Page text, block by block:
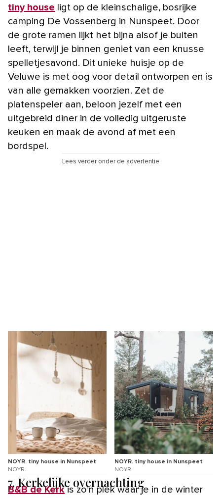
tiny house ligt op de kleinschalige, bosrijke
camping De Vossenberg in Nunspeet. Door
de grote ramen lijkt het bijna alsof je buiten
leeft, terwijl je binnen geniet van een knusse
spelletjesavond. Dit unieke huisje op de
Veluwe is met oog voor detail ontworpen en is
van alle gemakken voorzien. Zet de
platenspeler aan, beloon jezelf met een
uitgebreid diner in de volledig uitgeruste
keuken en maak de avond af met een
bordspel.
Lees verder onder de advertentie
NOYR. tiny house in Nunspeet
NOYR.
NOYR. tiny house in Nunspeet
NOYR.
7. Kerkelijke overnachting
B&B de Kerkis zo’n plek waar je in de winter